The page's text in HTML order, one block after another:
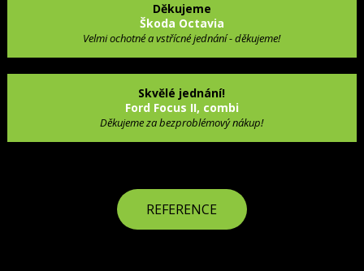
Děkujeme
Škoda Octavia
Velmi ochotné a vstřícné jednání - děkujeme!
Skvělé jednání!
Ford Focus II, combi
Děkujeme za bezproblémový nákup!
REFERENCE